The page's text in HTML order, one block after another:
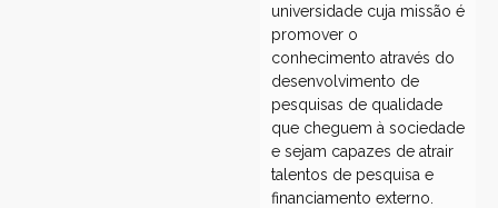
universidade cuja missão é
promover o
conhecimento através do
desenvolvimento de
pesquisas de qualidade
que cheguem à sociedade
e sejam capazes de atrair
talentos de pesquisa e
financiamento externo.